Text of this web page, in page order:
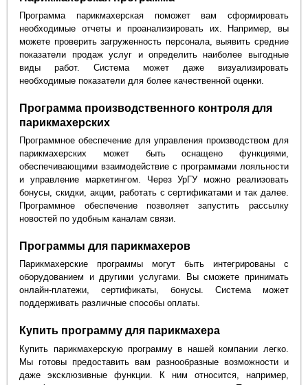
Программа парикмахерская поможет вам сформировать
необходимые отчеты и проанализировать их. Например, вы
можете проверить загруженность персонала, выявить средние
показатели продаж услуг и определить наиболее выгодные
виды работ. Система может даже визуализировать
необходимые показатели для более качественной оценки.
Программа производственного контроля для
парикмахерских
Программное обеспечение для управления производством для
парикмахерских может быть оснащено функциями,
обеспечивающими взаимодействие с программами лояльности
и управление маркетингом. Через УрГУ можно реализовать
бонусы, скидки, акции, работать с сертификатами и так далее.
Программное обеспечение позволяет запустить рассылку
новостей по удобным каналам связи.
Программы для парикмахеров
Парикмахерские программы могут быть интегрированы с
оборудованием и другими услугами. Вы сможете принимать
онлайн-платежи, сертификаты, бонусы. Система может
поддерживать различные способы оплаты.
Купить программу для парикмахера
Купить парикмахерскую программу в нашей компании легко.
Мы готовы предоставить вам разнообразные возможности и
даже эксклюзивные функции. К ним относится, например,